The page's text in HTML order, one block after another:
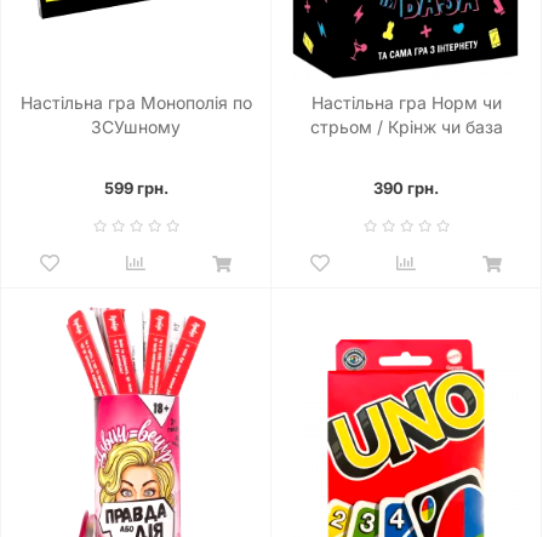
Настільна гра Монополія по
ЗСУшному
599 грн.
Настільна гра Норм чи
стрьом / Крінж чи база
390 грн.